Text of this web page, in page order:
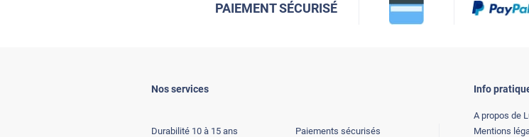
PAIEMENT SÉCURISÉ
Nos services
Durabilité 10 à 15 ans
Paiements sécurisés
Info
A propos de
Mentions